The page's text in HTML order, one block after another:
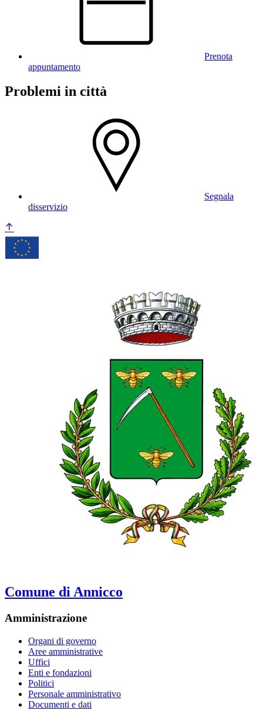
Prenota
appuntamento
Problemi in città
Segnala
disservizio
Comune di Annicco
Amministrazione
Organi di governo
Aree amministrative
Uffici
Enti e fondazioni
Politici
Personale amministrativo
Documenti e dati